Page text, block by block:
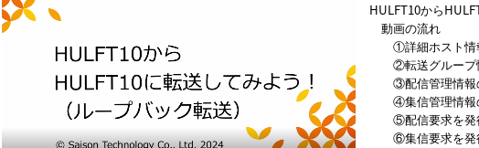
HULFT10から
動画の流れ
①詳細ホスト情
②転送グループ
③配信管理情報
④集信管理情報
⑤配信要求を発
⑥集信要求を発